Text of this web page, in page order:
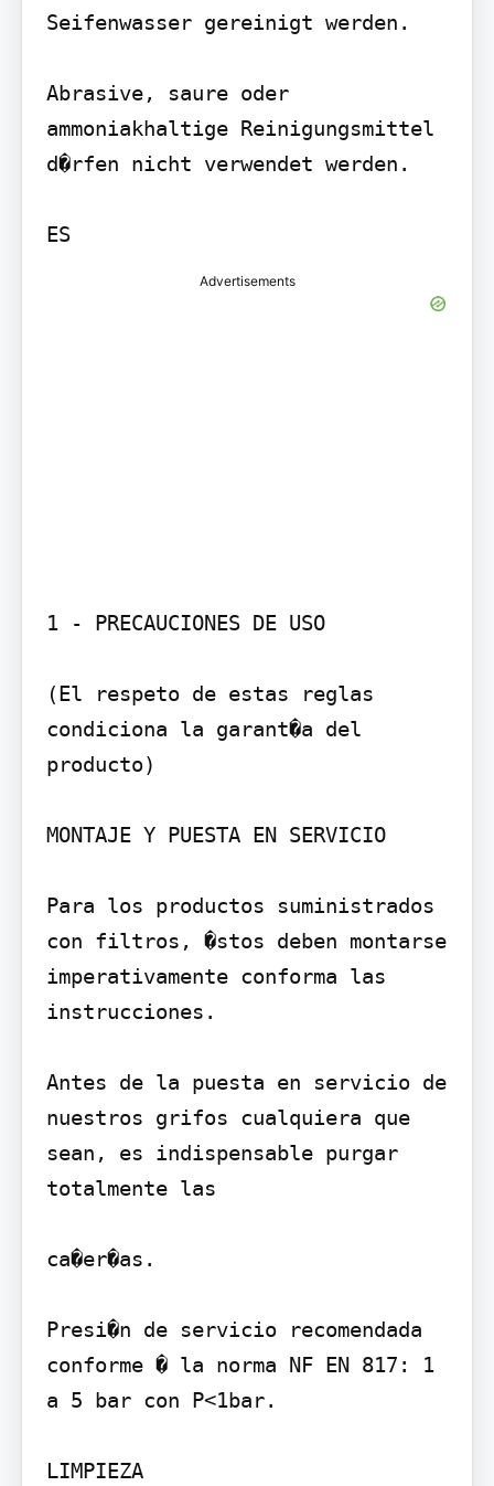
Seifenwasser gereinigt werden.
Abrasive, saure oder
ammoniakhaltige Reinigungsmittel
d�rfen nicht verwendet werden.
ES
Advertisements
1 - PRECAUCIONES DE USO
(El respeto de estas reglas
condiciona la garant�a del
producto)
MONTAJE Y PUESTA EN SERVICIO
Para los productos suministrados
con filtros, �stos deben montarse
imperativamente conforma las
instrucciones.
Antes de la puesta en servicio de
nuestros grifos cualquiera que
sean, es indispensable purgar
totalmente las
ca�er�as.
Presi�n de servicio recomendada
conforme � la norma NF EN 817: 1
a 5 bar con P<1bar.
LIMPIEZA